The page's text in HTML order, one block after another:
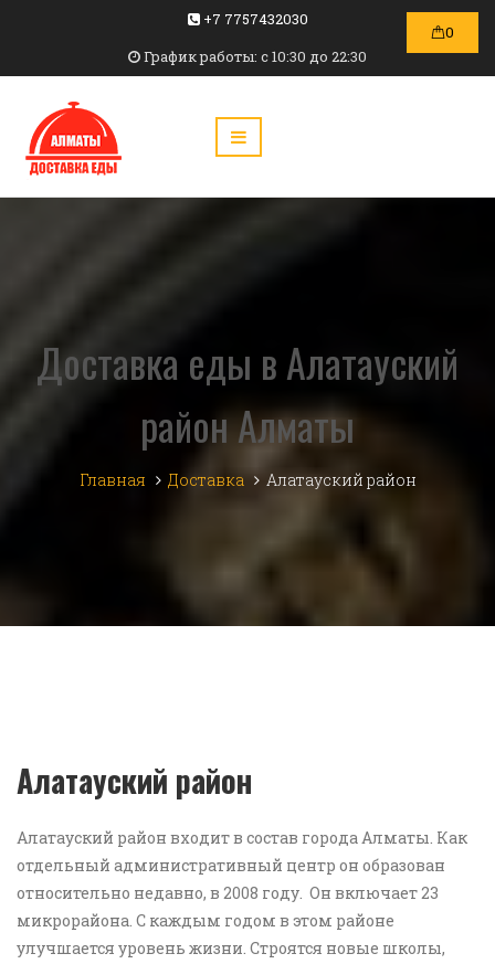
+7 7757432030
График работы: c 10:30 до 22:30
0
Доставка еды в Алатауский
район Алматы
Главная Доставка Алатауский район
Алатауский район
Алатауский район входит в состав города Алматы. Как
отдельный административный центр он образован
относительно недавно, в 2008 году. Он включает 23
микрорайона. С каждым годом в этом районе
улучшается уровень жизни. Строятся новые школы,